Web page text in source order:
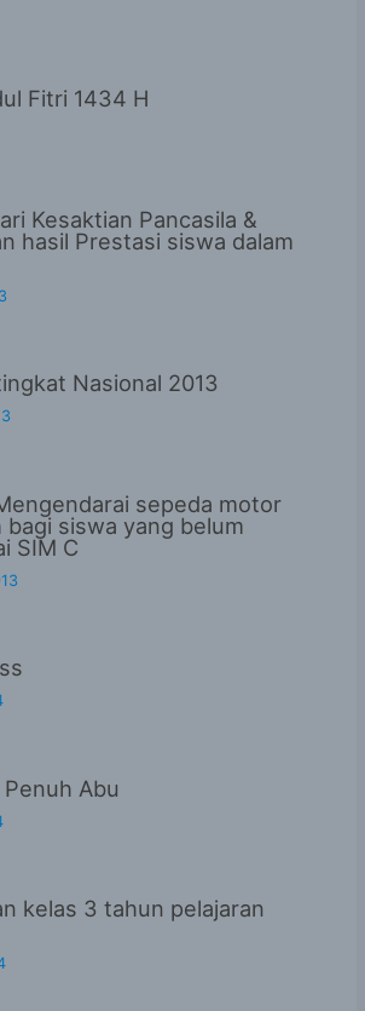
Fitri 1434 H
Kesaktian Pancasila &
hasil Prestasi siswa dalam
Nasional 2013
sepeda motor
bagi siswa yang belum
SIM C
Abu
kelas 3 tahun pelajaran